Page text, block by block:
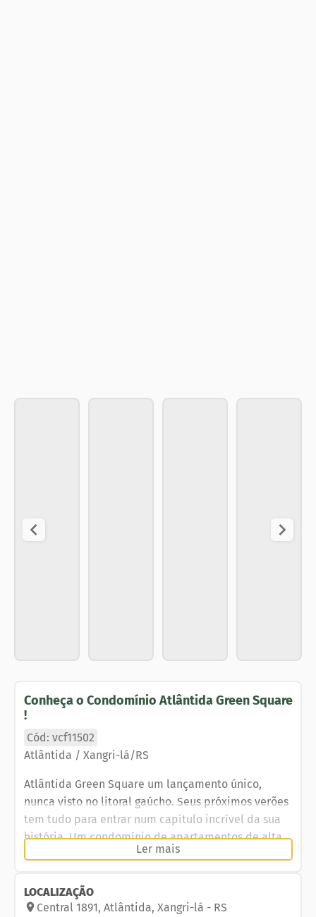
Conheça o Condomínio Atlântida Green Square
!
Cód: vcf11502
Atlântida / Xangri-lá/RS
Atlântida Green Square um lançamento único,
nunca visto no litoral gaúcho. Seus próximos verões
tem tudo para entrar num capítulo incrível da sua
história. Um condomínio de apartamentos de alta
classe com mordomias exclusivas no sistema pay
alimentação at home ou no salão de festas serão
apenas alguns dos privilégios dos moradores. Um
Ler mais
LOCALIZAÇÃO
Central 1891, Atlântida, Xangri-lá - RS